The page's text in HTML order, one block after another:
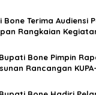
Bone Terima Audiensi
Rangkaian
Bone Pimpin
Rancangan